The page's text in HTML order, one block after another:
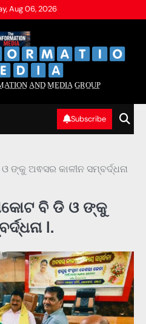
Aug 06, 2026
A̲N̲D̲ M̲E̲D̲I̲A̲ G̲R̲O̲U̲P̲
Subscribe
ଙ୍କୁ ଅଵସର କାଳୀନ ସମ୍ବର୍ଦ୍ଧନା
ବି ଡି ଓ ଙ୍କୁ
l.